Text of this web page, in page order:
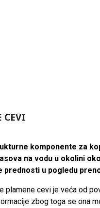
CEVI
komponente za
na vodu u okolini
prednosti u pogledu
plamene cevi je veća od
zbog toga se ona